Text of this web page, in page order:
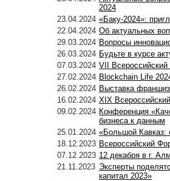
2024
23.04.2024 «Баку-2024»:
22.04.2024 Об актуальных
29.03.2024 Вопросы
26.03.2024 Будьте в курсе
07.03.2024 VII
27.02.2024 Blockchain Life
26.02.2024 Выставка
16.02.2024 XIX
09.02.2024 Конференция
бизнеса к данным
25.01.2024 «Большой Кавказ:
18.12.2023 Всероссийский
07.12.2023 12 декабря в г.
21.11.2023 Эксперты
капитал 2023»